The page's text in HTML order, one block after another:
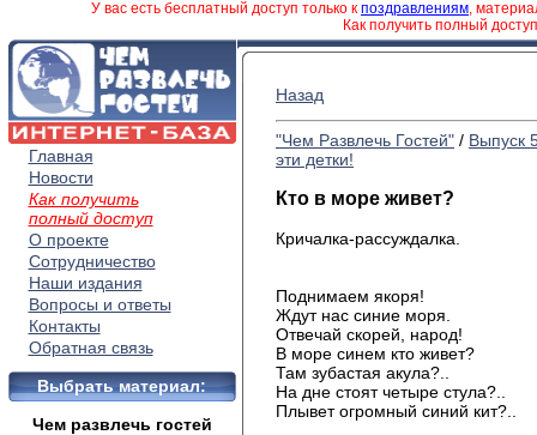
У вас есть бесплатный доступ только к поздравлениям,
Как получить полный
Главная
Новости
Как получить
полный доступ
О проекте
Сотрудничество
Наши издания
Вопросы и ответы
Контакты
Обратная связь
Выбрать материал:
Чем развлечь гостей
Назад
"Чем Развлечь Гостей" / Выпуск
эти детки!
Кто в море живет?
Кричалка-рассуждалка.
Поднимаем якоря!
Ждут нас синие моря.
Отвечай скорей, народ!
В море синем кто живет?
Там зубастая акула?..
На дне стоят четыре стула?..
Плывет огромный синий кит?..